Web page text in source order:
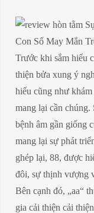
Trước khi sắm hiểu
thiện bửa xung ý
hiểu cũng như
mang lại cần
bệnh âm gần giống
mang lại sự phát
ghép lại, 88, được
đôi, sự thịnh vượng
Bên cạnh đó, „aa“
gia cải thiện cải